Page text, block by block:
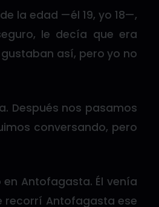
la edad —él 19, yo 18—,
le decía que era
así, pero yo no
Después nos pasamos
conversando, pero
Antofagasta. Él venía
recorrí Antofagasta ese